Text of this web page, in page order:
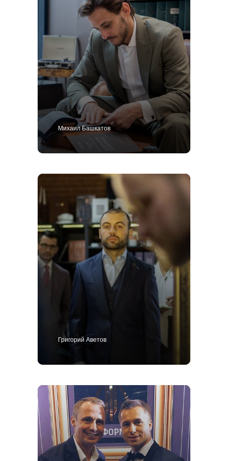
Михаил Башкатов
Григорий Аветов
+7 495 414-25-57
Смокинг
Сорочки
Блог
Пиджак
Брюки
Контакты
Костюм
Пальто
Каталог